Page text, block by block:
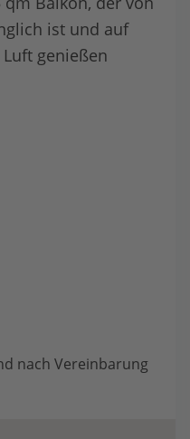
ist und auf
genießen
nach Vereinbarung